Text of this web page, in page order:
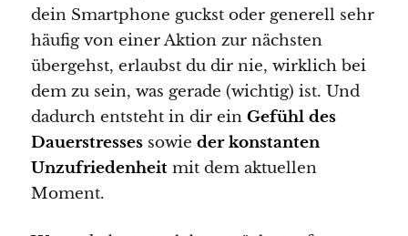
dein Smartphone guckst oder generell sehr
häufig von einer Aktion zur nächsten
übergehst, erlaubst du dir nie, wirklich bei
dem zu sein, was gerade (wichtig) ist. Und
dadurch entsteht in dir ein Gefühl des
Dauerstresses sowie der konstanten
Unzufriedenheitmit dem aktuellen
Moment.